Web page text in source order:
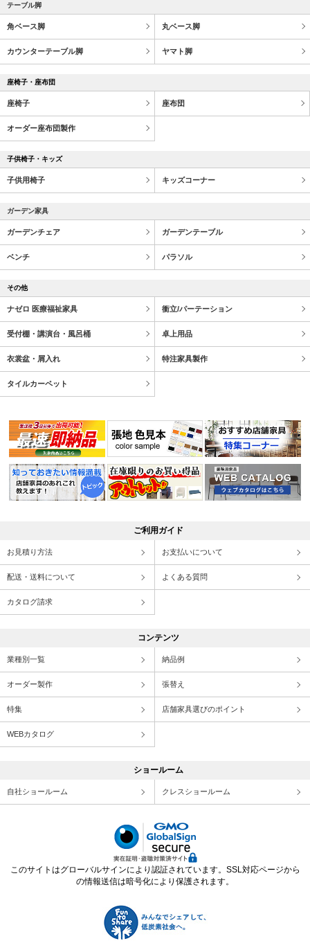
テーブル脚
角ベース脚 丸ベース脚
カウンターテーブル脚 ヤマト脚
座椅子・座布団
座椅子 座布団
オーダー座布団製作
子供椅子・キッズ
子供用椅子 キッズコーナー
ガーデン家具
ガーデンチェア ガーデンテーブル
ベンチ パラソル
その他
ナゼロ 医療福祉家具 衝立/パーテーション
受付棚・講演台・風呂桶 卓上用品
衣裳盆・屑入れ 特注家具製作
タイルカーペット
ご利用ガイド
お見積り方法 お支払いについて
配送・送料について よくある質問
カタログ請求
コンテンツ
業種別一覧 納品例
オーダー製作 張替え
特集 店舗家具選びのポイント
WEBカタログ
ショールーム
自社ショールーム クレスショールーム
このサイトはグローバルサインにより認証されています。SSL対応ページから
の情報送信は暗号化により保護されます。